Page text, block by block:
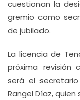
cuestionan la
gremio como
de jubilado.
La licencia de
próxima revisión
será el
Rangel Díaz,